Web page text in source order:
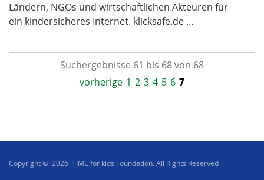
Ländern, NGOs und wirtschaftlichen Akteuren für
ein kindersicheres Internet. klicksafe.de …
Suchergebnisse 61 bis 68 von 68
vorherige 1 2 3 4 5 6 7
Copyright © 2026 TIME for kids Foundation. All Rights Reserved